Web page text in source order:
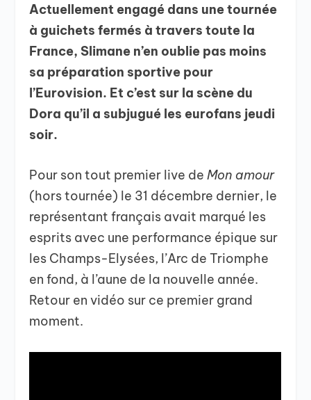
Actuellement engagé dans une tournée
à guichets fermés à travers toute la
France, Slimane n’en oublie pas moins
sa préparation sportive pour
l’Eurovision. Et c’est sur la scène du
Dora qu’il a subjugué les eurofans jeudi
soir.
Pour son tout premier live deMon amour
(hors tournée) le 31 décembre dernier, le
représentant français avait marqué les
esprits avec une performance épique sur
les Champs-Elysées, l’Arc de Triomphe
en fond, à l’aune de la nouvelle année.
Retour en vidéo sur ce premier grand
moment.